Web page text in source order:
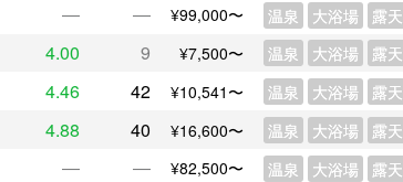
― ― ¥99,000〜 温泉 大浴場 露天
4.00 9 ¥7,500〜 温泉 大浴場 露天
4.46 42 ¥10,541〜 温泉 大浴場 露天
4.88 40 ¥16,600〜 温泉 大浴場 露天
― ― ¥82,500〜 温泉 大浴場 露天